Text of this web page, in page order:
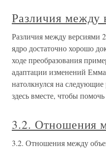
Различия между
Различия между версиями
ядро достаточно хорошо
ходе преобразования
адаптации изменений
натолкнулся на
здесь вместе, чтобы помочь
3.2. Отношения
3.2. Отношения между